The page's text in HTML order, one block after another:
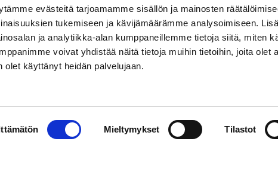
evästeitä tarjoamamme sisällön ja mainosten
tukemiseen ja kävijämäärämme analysoimiseen.
ja analytiikka-alan kumppaneillemme tietoja siitä, miten
voivat yhdistää näitä tietoja muihin tietoihin, joita olet
olet käyttänyt heidän palvelujaan.
Mieltymykset Tilastot
KONTAKTINFORMATION
Puh: 02 01 555 600
sportshop@vaasansport.fi
facebook